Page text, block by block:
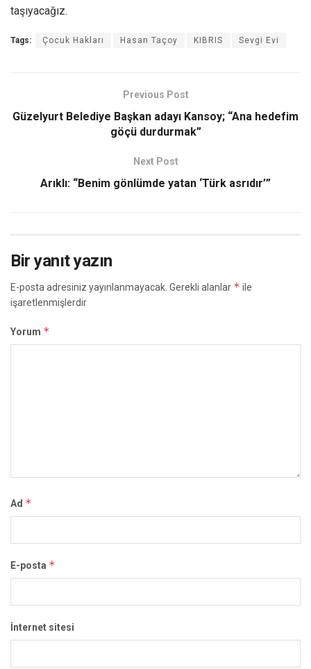
taşıyacağız.
Tags: Çocuk Hakları Hasan Taçoy KIBRIS Sevgi Evi
Previous Post
Güzelyurt Belediye Başkan adayı Kansoy; “Ana hedefim
göçü durdurmak”
Next Post
Arıklı: “Benim gönlümde yatan ‘Türk asrıdır’”
Bir yanıt yazın
E-posta adresiniz yayınlanmayacak. Gerekli alanlar * ile
işaretlenmişlerdir
Yorum *
Ad *
E-posta *
İnternet sitesi